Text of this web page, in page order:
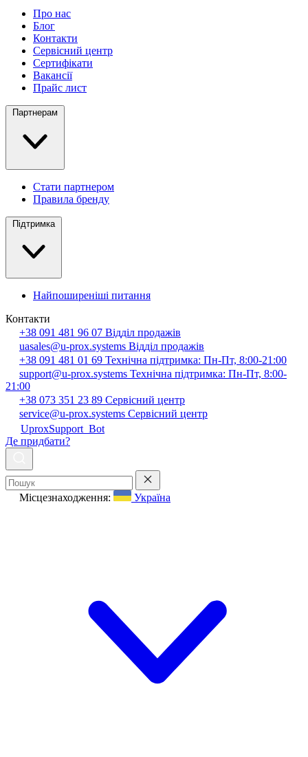
Про нас
Блог
Контакти
Сервісний центр
Сертифікати
Вакансії
Прайс лист
Партнерам
Стати партнером
Правила бренду
Підтримка
Найпоширеніші питання
Контакти
+38 091 481 96 07 Відділ продажів
uasales@u-prox.systems Відділ продажів
+38 091 481 01 69 Технічна підтримка: Пн-Пт, 8:00-21:00
support@u-prox.systems Технічна підтримка: Пн-Пт, 8:00-
21:00
+38 073 351 23 89 Сервісний центр
service@u-prox.systems Сервісний центр
UproxSupport_Bot
Де придбати?
Місцезнаходження: Україна